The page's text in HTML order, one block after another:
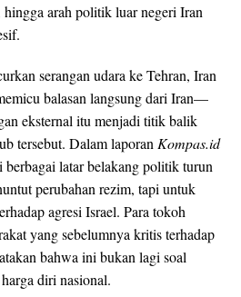
arah politik luar negeri Iran
serangan udara ke Tehran, Iran
balasan langsung dari Iran—
eksternal itu menjadi titik balik
tersebut. Dalam laporan Kompas.id
latar belakang politik turun
perubahan rezim, tapi untuk
agresi Israel. Para tokoh
yang sebelumnya kritis terhadap
bahwa ini bukan lagi soal
diri nasional.